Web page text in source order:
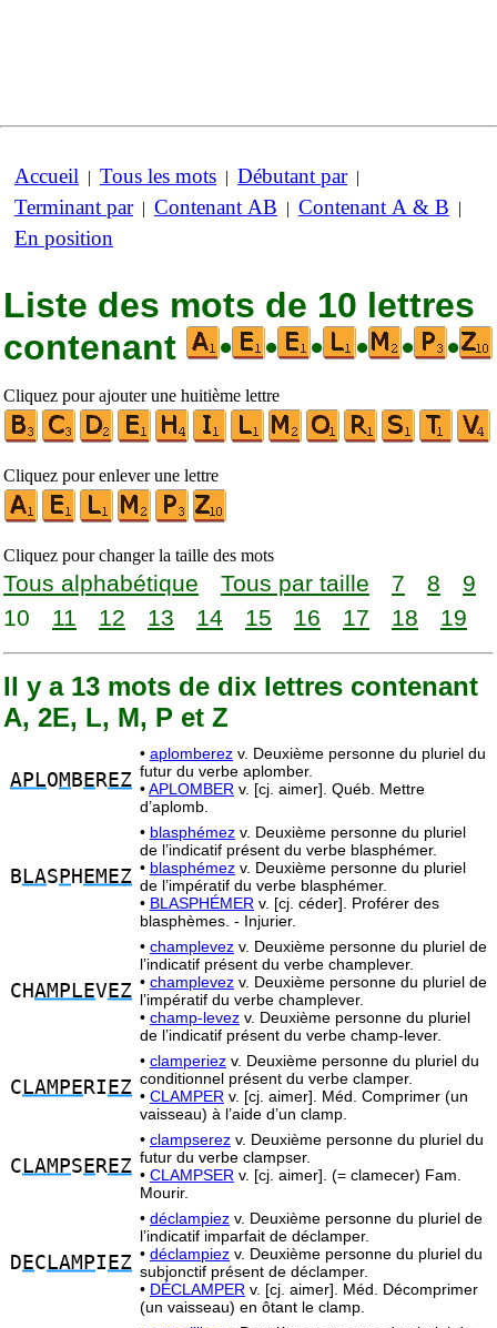
Accueil | Tous les mots | Débutant par|
Terminant par| Contenant AB | Contenant A & B |
En position
Liste des mots de 10 lettres
contenant
• • • • • •
Cliquez pour ajouter une huitième lettre
Cliquez pour enlever une lettre
Cliquez pour changer la taille des mots
Tous alphabétique Tous par taille 7 8
9
10
11 12 13 14 15 16 17 18 19
Il y a 13 mots de dix lettres contenant
A, 2E, L, M, P et Z
APLOM B E REZ
• aplomberez v. Deuxième personne du pluriel du
futur du verbe aplomber.
•APLOMBER v. [cj. aimer]. Québ. Mettre
d’aplomb.
B LAS P H EMEZ
• blasphémez v. Deuxième personne du pluriel
de l’indicatif présent du verbe blasphémer.
• blasphémez v. Deuxième personne du pluriel
de l’impératif du verbe blasphémer.
• BLASPHÉMER v. [cj. céder]. Proférer des
blasphèmes. - Injurier.
CHAMPLEVEZ
• champlevez v. Deuxième personne du pluriel de
l’indicatif présent du verbe champlever.
• champlevez v. Deuxième personne du pluriel de
l’impératif du verbe champlever.
• champ-levez v. Deuxième personne du pluriel
de l’indicatif présent du verbe champ-lever.
C LAMPE RI EZ
• clamperiez v. Deuxième personne du pluriel du
conditionnel présent du verbe clamper.
• CLAMPER v. [cj. aimer]. Méd. Comprimer (un
vaisseau) à l’aide d’un clamp.
C LAMPS E REZ
• clampserez v. Deuxième personne du pluriel du
futur du verbe clampser.
• CLAMPSER v. [cj. aimer]. (= clamecer) Fam.
Mourir.
D EC LAMPI EZ
• déclampiez v. Deuxième personne du pluriel de
l’indicatif imparfait de déclamper.
• déclampiez v. Deuxième personne du pluriel du
subjonctif présent de déclamper.
• DÉCLAMPER v. [cj. aimer]. Méd. Décomprimer
(un vaisseau) en ôtant le clamp.